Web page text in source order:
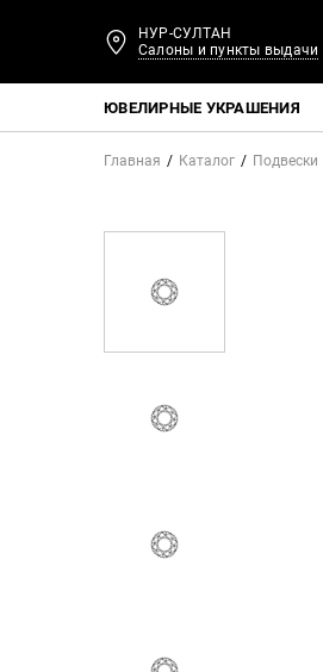
НУР-СУЛТАН
Салоны и пункты выдачи
ЮВЕЛИРНЫЕ УКРАШЕНИЯ
Главная Каталог Подвески